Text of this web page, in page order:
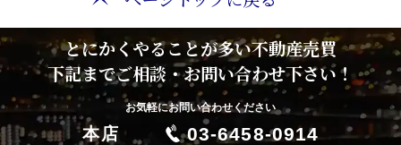
とにかくやることが多い不動産売買
下記までご相談・お問い合わせ下さい！
お気軽にお問い合わせください
本店 03-6458-0914